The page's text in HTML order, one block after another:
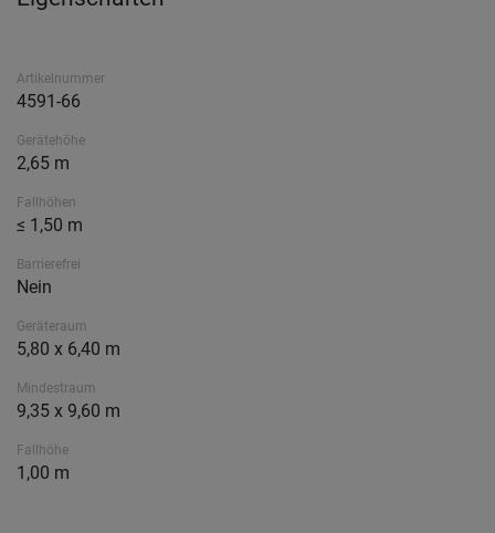
Artikelnummer
4591-66
Gerätehöhe
2,65 m
Fallhöhen
≤ 1,50 m
Barrierefrei
Nein
Geräteraum
5,80 x 6,40 m
Mindestraum
9,35 x 9,60 m
Fallhöhe
1,00 m